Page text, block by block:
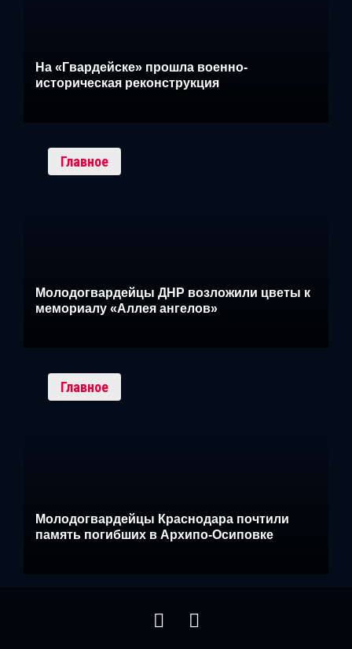
На «Гвардейске» прошла военно-
историческая реконструкция
Главное
Молодогвардейцы ДНР возложили цветы к
мемориалу «Аллея ангелов»
Главное
Молодогвардейцы Краснодара почтили
память погибших в Архипо-Осиповке